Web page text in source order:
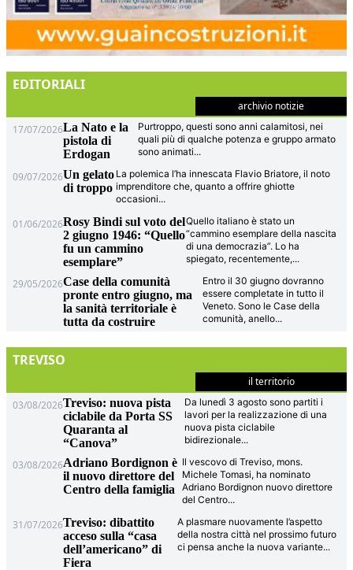
EDITORIALI
archivio notizie
17/07/2026La Nato e la
pistola di
Erdogan
Purtroppo, questi sono anni calamitosi, nei
quali più di qualche potenza e gruppo armato
sono animati...
09/07/2026Un gelato
di troppo
La polemica l’ha innescata Flavio Briatore, il noto
imprenditore che, quanto a offrire ghiotte
occasioni...
01/06/2026Rosy Bindi sul voto del
2 giugno 1946: “Quello
fu un cammino
esemplare”
Quello italiano è stato un
“cammino esemplare della nascita
di una democrazia”. Lo ha
spiegato, recentemente,...
29/05/2026Case della comunità
pronte entro giugno, ma
la sanità territoriale è
tutta da costruire
Entro il 30 giugno dovranno
essere completate in tutto il
Veneto. Sono le Case della
comunità, anello...
TREVISO
il territorio
03/08/2026Treviso: nuova pista
ciclabile da Porta SS
Quaranta al
“Canova”
Da lunedì 3 agosto sono partiti i
lavori per la realizzazione di una
nuova pista ciclabile
bidirezionale...
03/08/2026Adriano Bordignon è
il nuovo direttore del
Centro della famiglia
Il vescovo di Treviso, mons.
Michele Tomasi, ha nominato
Adriano Bordignon nuovo direttore
del Centro...
31/07/2026Treviso: dibattito
acceso sulla “casa
dell’americano” di
Fiera
A plasmare nuovamente l’aspetto
della nostra città nel prossimo futuro
ci pensa anche la nuova variante...